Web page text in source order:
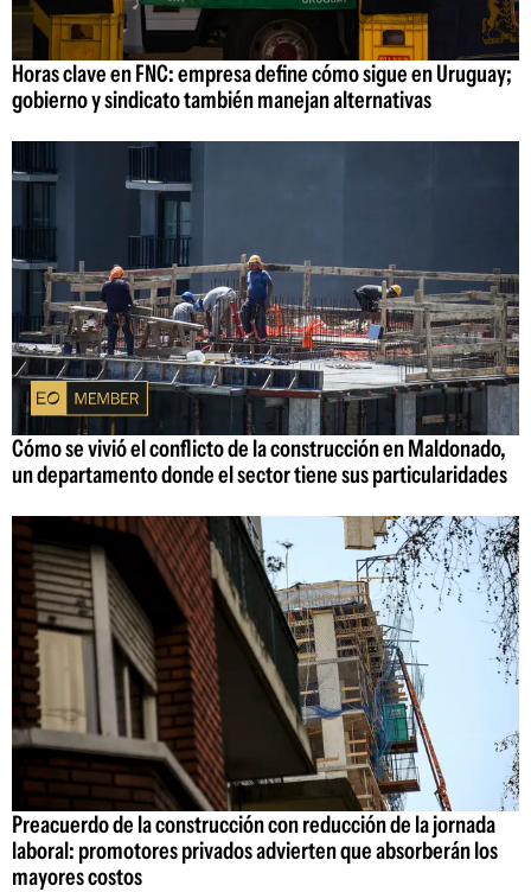
Horas clave en FNC: empresa define cómo sigue en Uruguay;
gobierno y sindicato también manejan alternativas
Cómo se vivió el conflicto de la construcción en Maldonado,
un departamento donde el sector tiene sus particularidades
Preacuerdo de la construcción con reducción de la jornada
laboral: promotores privados advierten que absorberán los
mayores costos